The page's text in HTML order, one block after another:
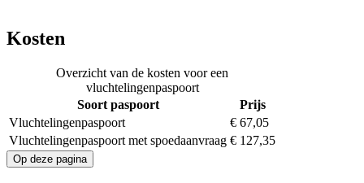
Kosten
Overzicht van de kosten voor een
vluchtelingenpaspoort
Soort paspoort
Prijs
Vluchtelingenpaspoort
€ 67,05
Vluchtelingenpaspoort met spoedaanvraag € 127,35
Op deze pagina